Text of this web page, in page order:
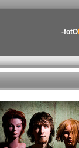
-fotO